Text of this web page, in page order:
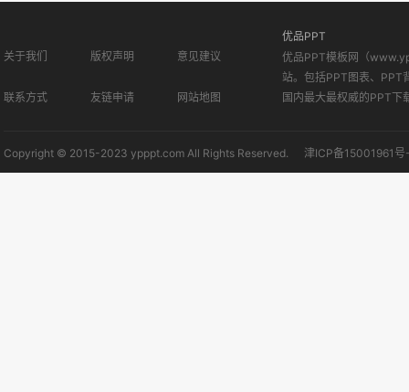
关于我们 版权声明 意见建议
联系方式 友链申请 网站地图
优品PPT
优品PPT模板网（
站。包括PPT图表、PPT
国内最大最权威的PPT下
Copyright © 2015-2023 ypppt.com All Rights Reserved. 津ICP备15001961号